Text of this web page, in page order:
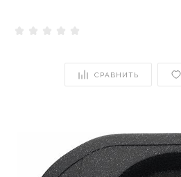
СРАВНИТЬ